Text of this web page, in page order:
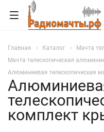
Главная Каталог
Мачта
Мачта телескопическая
Алюминиевая телескопическая
комплект